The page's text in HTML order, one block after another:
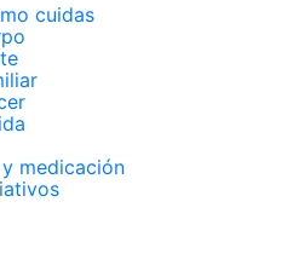
cuidas
medicación